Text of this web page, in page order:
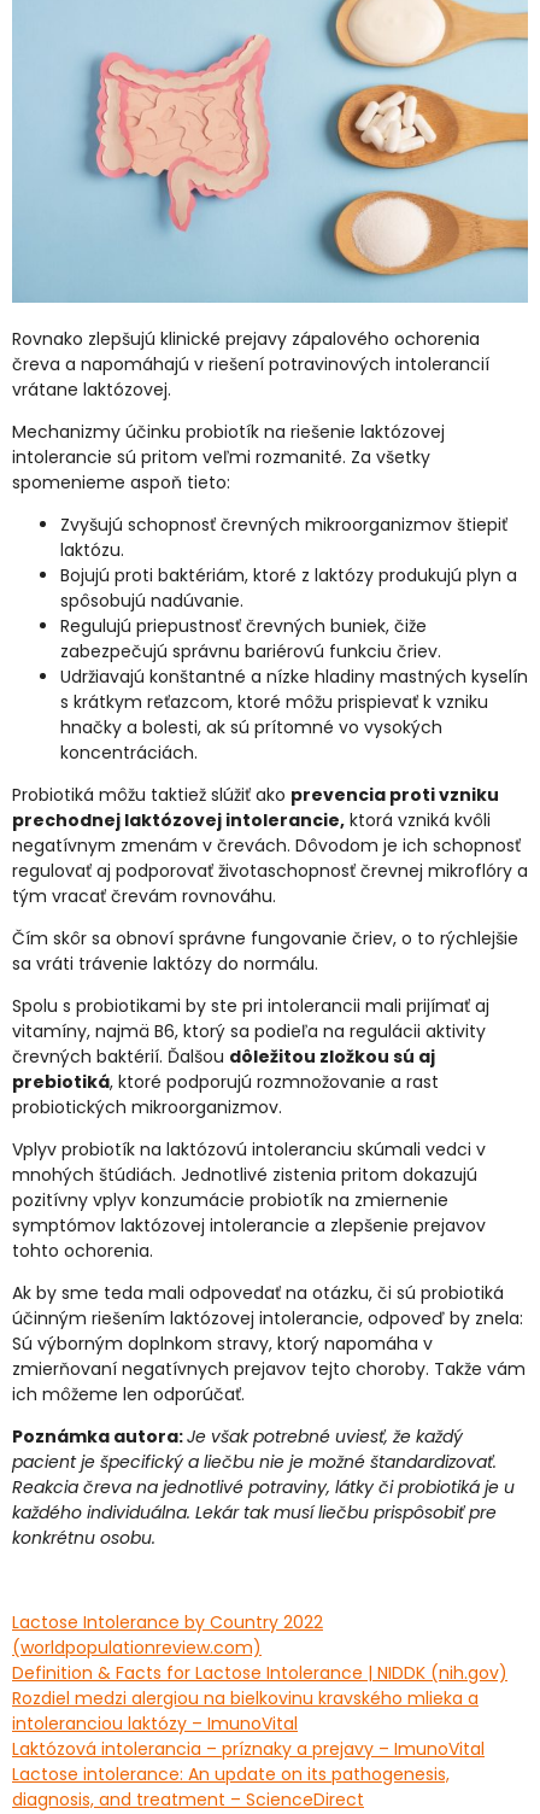
Rovnako zlepšujú klinické prejavy zápalového ochorenia
čreva a napomáhajú v riešení potravinových intolerancií
vrátane laktózovej.
Mechanizmy účinku probiotík na riešenie laktózovej
intolerancie sú pritom veľmi rozmanité. Za všetky
spomenieme aspoň tieto:
Zvyšujú schopnosť črevných mikroorganizmov štiepiť
laktózu.
Bojujú proti baktériám, ktoré z laktózy produkujú plyn a
spôsobujú nadúvanie.
Regulujú priepustnosť črevných buniek, čiže
zabezpečujú správnu bariérovú funkciu čriev.
Udržiavajú konštantné a nízke hladiny mastných kyselín
s krátkym reťazcom, ktoré môžu prispievať k vzniku
hnačky a bolesti, ak sú prítomné vo vysokých
koncentráciách.
Probiotiká môžu taktiež slúžiť ako prevencia proti vzniku
prechodnej laktózovej intolerancie, ktorá vzniká kvôli
negatívnym zmenám v črevách. Dôvodom je ich schopnosť
regulovať aj podporovať životaschopnosť črevnej mikroflóry a
tým vracať črevám rovnováhu.
Čím skôr sa obnoví správne fungovanie čriev, o to rýchlejšie
sa vráti trávenie laktózy do normálu.
Spolu s probiotikami by ste pri intolerancii mali prijímať aj
vitamíny, najmä B6, ktorý sa podieľa na regulácii aktivity
črevných baktérií. Ďalšou dôležitou zložkou sú aj
prebiotiká, ktoré podporujú rozmnožovanie a rast
probiotických mikroorganizmov.
Vplyv probiotík na laktózovú intoleranciu skúmali vedci v
mnohých štúdiách. Jednotlivé zistenia pritom dokazujú
pozitívny vplyv konzumácie probiotík na zmiernenie
symptómov laktózovej intolerancie a zlepšenie prejavov
tohto ochorenia.
Ak by sme teda mali odpovedať na otázku, či sú probiotiká
účinným riešením laktózovej intolerancie, odpoveď by znela:
Sú výborným doplnkom stravy, ktorý napomáha v
zmierňovaní negatívnych prejavov tejto choroby. Takže vám
ich môžeme len odporúčať.
Poznámka autora:Je však potrebné uviesť, že každý
pacient je špecifický a liečbu nie je možné štandardizovať.
Reakcia čreva na jednotlivé potraviny, látky či probiotiká je u
každého individuálna. Lekár tak musí liečbu prispôsobiť pre
konkrétnu osobu.
Lactose Intolerance by Country 2022
(worldpopulationreview.com)
Definition & Facts for Lactose Intolerance | NIDDK (nih.gov)
Rozdiel medzi alergiou na bielkovinu kravského mlieka a
intoleranciou laktózy – ImunoVital
Laktózová intolerancia – príznaky a prejavy – ImunoVital
Lactose intolerance: An update on its pathogenesis,
diagnosis, and treatment – ScienceDirect